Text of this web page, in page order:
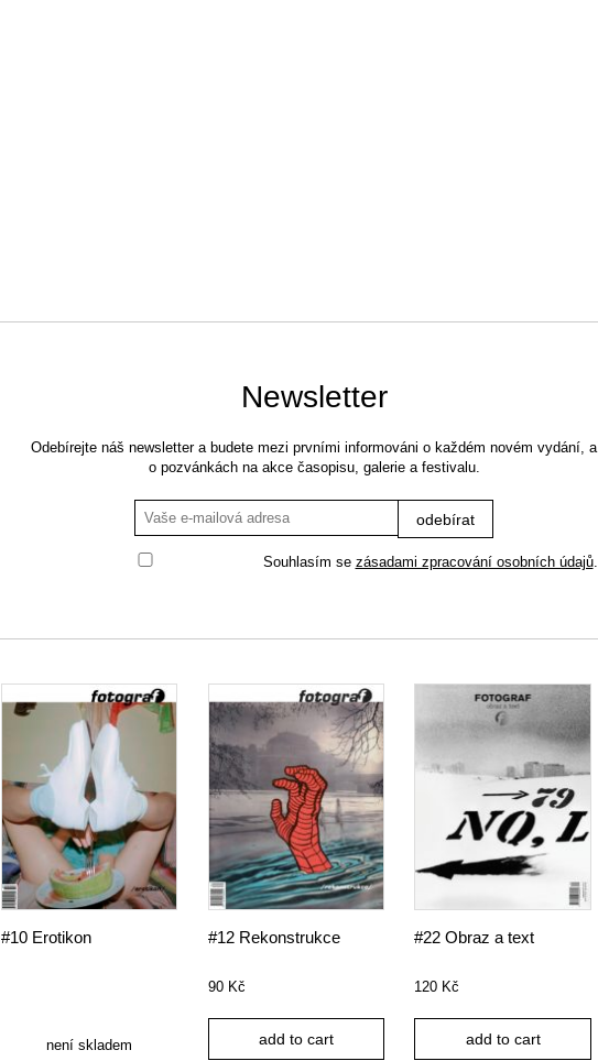
Newsletter
Odebírejte náš newsletter a budete mezi prvními informováni o každém novém vydání, a
o pozvánkách na akce časopisu, galerie a festivalu.
Souhlasím se zásadami zpracování osobních údajů.
#10 Erotikon
není skladem
#12 Rekonstrukce
90 Kč
add to cart
#22 Obraz a text
120 Kč
add to cart